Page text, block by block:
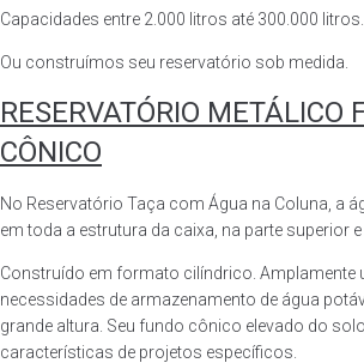
Capacidades entre 2.000 litros até 300.000 litros.
Ou construímos seu reservatório sob medida.
RESERVATÓRIO METÁLICO
CÔNICO
No Reservatório Taça com Água na Coluna, a
em toda a estrutura da caixa, na parte superior e
Construído em formato cilíndrico. Amplamente
necessidades de armazenamento de água
grande altura. Seu fundo cônico elevado do
características de projetos específicos.